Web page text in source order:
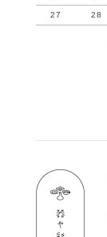
27 28